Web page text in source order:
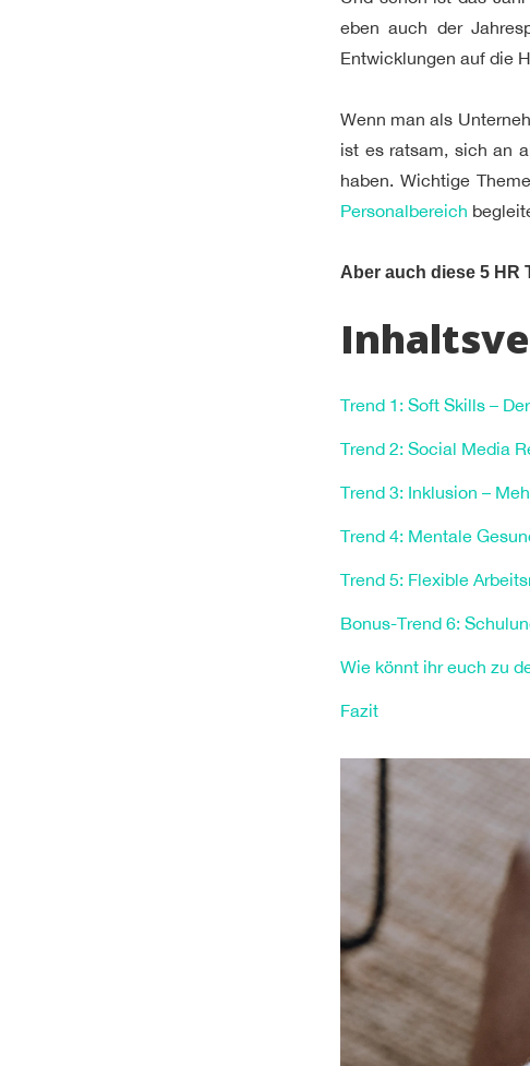
eben auch der
Entwicklungen auf die
Wenn man als
ist es ratsam, sich an
haben. Wichtige
Personalbereich
Aber auch diese 5 HR
Trend 1: Soft Skills –
Trend 2: Social Media
Trend 3: Inklusion –
Trend 4: Mentale
Trend 5: Flexible
Bonus-Trend 6:
Wie könnt ihr euch zu
Fazit